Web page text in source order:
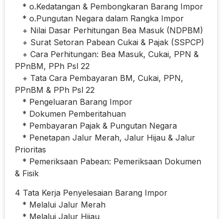
* o.Kedatangan & Pembongkaran Barang Impor
* o.Pungutan Negara dalam Rangka Impor
+ Nilai Dasar Perhitungan Bea Masuk (NDPBM)
+ Surat Setoran Pabean Cukai & Pajak (SSPCP)
+ Cara Perhitungan: Bea Masuk, Cukai, PPN &
PPnBM, PPh Psl 22
+ Tata Cara Pembayaran BM, Cukai, PPN,
PPnBM & PPh Psl 22
* Pengeluaran Barang Impor
* Dokumen Pemberitahuan
* Pembayaran Pajak & Pungutan Negara
* Penetapan Jalur Merah, Jalur Hijau & Jalur
Prioritas
* Pemeriksaan Pabean: Pemeriksaan Dokumen
& Fisik
4 Tata Kerja Penyelesaian Barang Impor
* Melalui Jalur Merah
* Melalui Jalur Hijau